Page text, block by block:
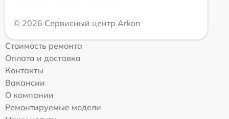
© 2026 Сервисный центр Arkon
Стоимость ремонта
Оплата и доставка
Контакты
Вакансии
О компании
Ремонтируемые модели